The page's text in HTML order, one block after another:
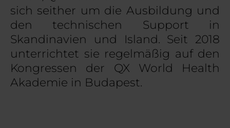
sich seither um die Ausbildung und
den technischen Support in
Skandinavien und Island. Seit 2018
unterrichtet sie regelmäßig auf den
Kongressen der QX World Health
Akademie in Budapest.